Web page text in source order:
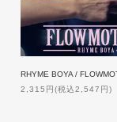
2,315円(税込2,547円)